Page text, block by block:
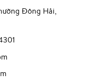
Đông Hải,